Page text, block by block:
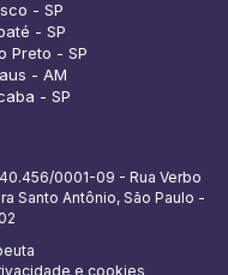
- SP
- SP
Preto - SP
- AM
- SP
0001-09 - Rua Verbo
Santo Antônio, São Paulo -
e cookies